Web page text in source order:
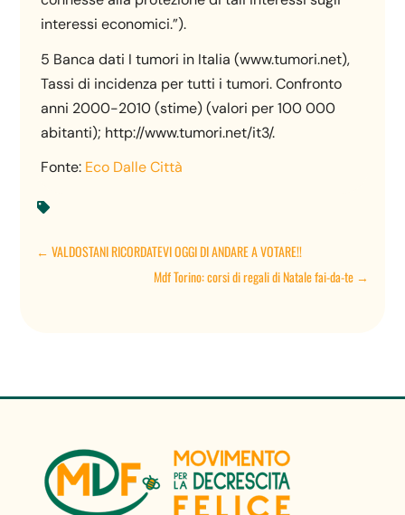
interessi economici.”).
5 Banca dati I tumori in Italia (www.tumori.net),
Tassi di incidenza per tutti i tumori. Confronto
anni 2000-2010 (stime) (valori per 100 000
abitanti); http://www.tumori.net/it3/.
Fonte: Eco Dalle Città

←VALDOSTANI RICORDATEVI OGGI DI ANDARE A VOTARE!!
Mdf Torino: corsi di regali di Natale fai-da-te→